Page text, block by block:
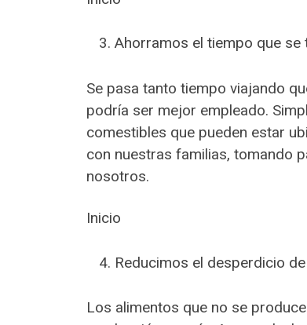
Ahorramos el tiempo que se
Se pasa tanto tiempo viajando
podría ser mejor empleado.
comestibles que pueden estar
con nuestras familias, tomando
nosotros.
Inicio
Reducimos el desperdicio
Los alimentos que no se